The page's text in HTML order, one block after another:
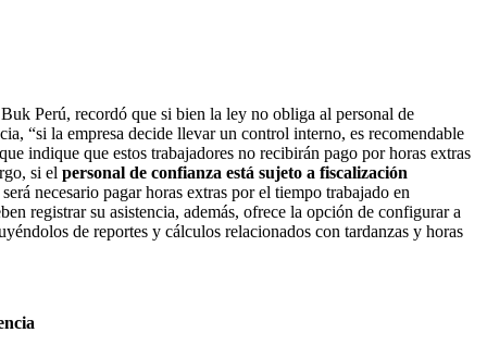
Perú, recordó que si bien la ley no obliga al personal de
“si la empresa decide llevar un control interno, es recomendable
indique que estos trabajadores no recibirán pago por horas extras
si el personal de confianza está sujeto a fiscalización
necesario pagarhoras extras por el tiempo trabajado en
registrar su asistencia, además, ofrece la opción de configurar a
de reportes y cálculos relacionados con tardanzas y horas